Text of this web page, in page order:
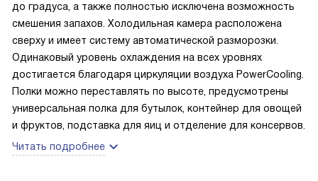
до градуса, а также полностью исключена возможность
смешения запахов. Холодильная камера расположена
сверху и имеет систему автоматической разморозки.
Одинаковый уровень охлаждения на всех уровнях
достигается благодаря циркуляции воздуха PowerCooling.
Полки можно переставлять по высоте, предусмотрены
универсальная полка для бутылок, контейнер для овощей
и фруктов, подставка для яиц и отделение для консервов.
Читать подробнее